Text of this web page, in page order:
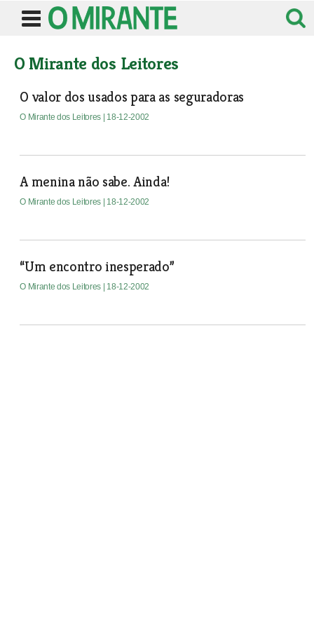
O Mirante dos Leitores
O valor dos usados para as seguradoras
O Mirante dos Leitores | 18-12-2002
A menina não sabe. Ainda!
O Mirante dos Leitores | 18-12-2002
“Um encontro inesperado”
O Mirante dos Leitores | 18-12-2002